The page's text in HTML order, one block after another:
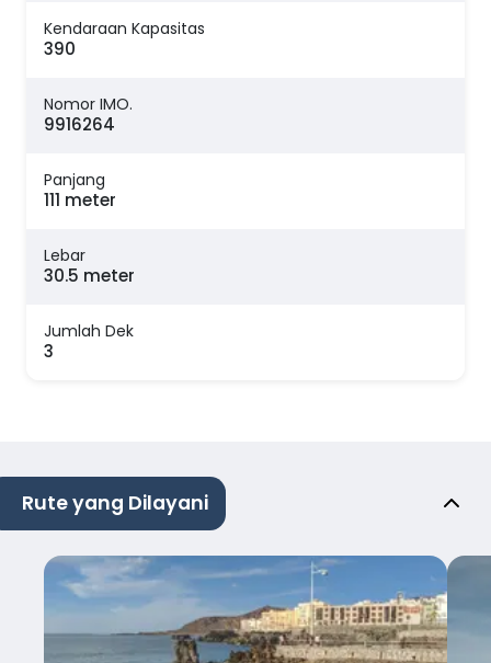
Kendaraan Kapasitas
390
Nomor IMO.
9916264
Panjang
111 meter
Lebar
30.5 meter
Jumlah Dek
3
Rute yang Dilayani